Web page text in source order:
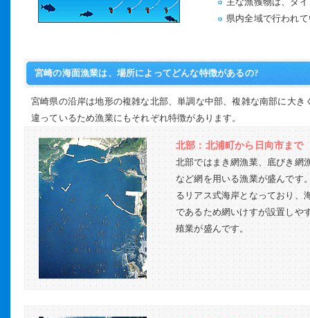
県内全域で行われ
宮崎の海面漁業は、場所によってどんな特徴があるの?
宮崎県の沿岸は地形の複雑な北部、単調な中部、複雑な南部に大
違っているため漁業にもそれぞれ特徴があります。
北部：北浦町から日向市まで
北部ではまき網漁業、底びき網
など網を用いる漁業が盛んです
るリアス式海岸となっており、
であるため網いけすが設置しや
殖業が盛んです。